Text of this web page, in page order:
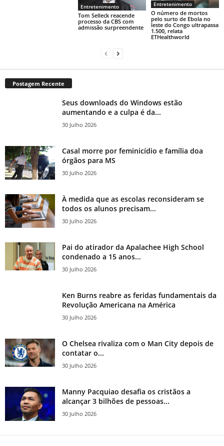
Entretenimento
Tom Selleck reacende
processo da CBS com
admissão surpreendente
Entretenimento
O número de mortos
pelo surto de Ebola no
leste do Congo ultrapassa
1.500, relata
ETHealthworld
Postagem Recente
Seus downloads do Windows estão
aumentando e a culpa é da...
30 Julho 2026
Casal morre por feminicídio e família doa
órgãos para MS
30 Julho 2026
À medida que as escolas reconsideram se
todos os alunos precisam...
30 Julho 2026
Pai do atirador da Apalachee High School
condenado a 15 anos...
30 Julho 2026
Ken Burns reabre as feridas fundamentais da
Revolução Americana na América
30 Julho 2026
O Chelsea rivaliza com o Man City depois de
contatar o...
30 Julho 2026
Manny Pacquiao desafia os cristãos a
alcançar 3 bilhões de pessoas...
30 Julho 2026